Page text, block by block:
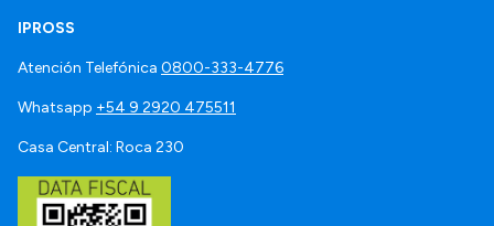
IPROSS
Atención Telefónica 0800-333-4776
Whatsapp +54 9 2920 475511
Casa Central: Roca 230